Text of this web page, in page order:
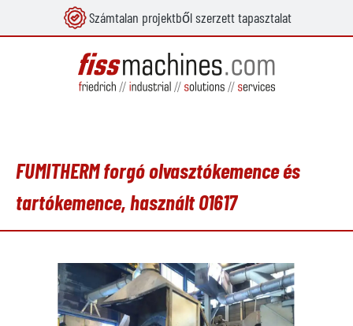
Számtalan projektből szerzett tapasztalat
FUMITHERM forgó olvasztókemence és
tartókemence, használt O1617
Képgaléria kihagyása